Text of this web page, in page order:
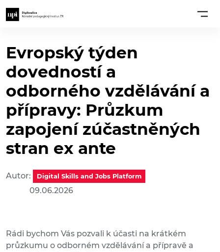
Evropský týden
dovedností a
odborného vzdělávání a
přípravy: Průzkum
zapojení zúčastněných
stran ex ante
Autor: Digital Skills and Jobs Platform
09.06.2026
Rádi bychom Vás pozvali k účasti na krátkém
průzkumu o odborném vzdělávání a přípravě a